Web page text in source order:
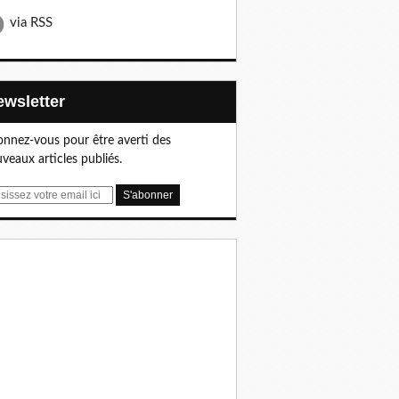
via RSS
vous pour être averti des
articles publiés.